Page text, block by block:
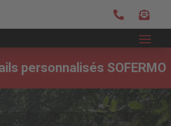
 
SOFERMO ÀPau,